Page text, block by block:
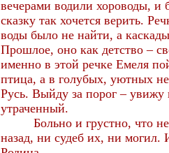
вечерами водили хороводы, и
сказку так хочется верить.
воды было не найти, а
Прошлое, оно как детство –
именно в этой речке Емеля
птица, а в голубых, уютных
Русь. Выйду за порог – увижу
утраченный.
Больно и грустно, что
назад, ни судеб их, ни могил.